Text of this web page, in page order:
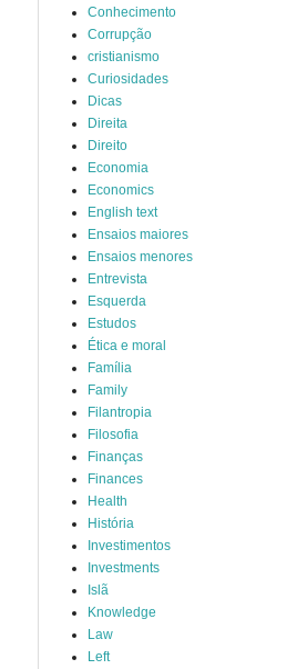
Conhecimento
Corrupção
cristianismo
Curiosidades
Dicas
Direita
Direito
Economia
Economics
English text
Ensaios maiores
Ensaios menores
Entrevista
Esquerda
Estudos
Ética e moral
Família
Family
Filantropia
Filosofia
Finanças
Finances
Health
História
Investimentos
Investments
Islã
Knowledge
Law
Left